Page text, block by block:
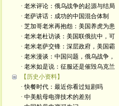
· 老米评论：俄乌战争的起源与结局
· 老萨讲话：成功的中国混合体制
· 芝加哥老米再抱怨：美国养虎为患
· 老米老杜访谈：美国联俄抗中，可
· 老米老萨交锋：深层政府，美国霸
· 老米漫谈：中国问题，俄乌战争，
· 老米如是说：征服还是催毁乌克兰
【历史小资料】
· 快餐时代：最近你看过短剧吗
· 中美航母电弹技术的差别